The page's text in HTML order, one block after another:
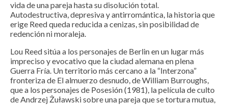
vida de una pareja hasta su disolución total.
Autodestructiva, depresiva y antirromántica, la historia que
erige Reed queda reducida a cenizas, sin posibilidad de
redención ni moraleja.
Lou Reed sitúa a los personajes de Berlin en un lugar más
impreciso y evocativo que la ciudad alemana en plena
Guerra Fría. Un territorio más cercano a la “Interzona”
fronteriza de El almuerzo desnudo, de William Burroughs,
que a los personajes de Posesión (1981), la película de culto
de Andrzej Żuławski sobre una pareja que se tortura mutua,